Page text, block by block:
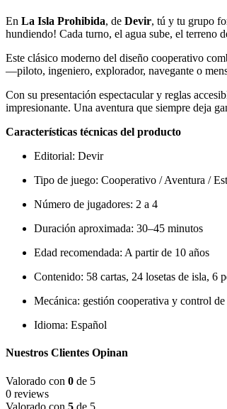
En La Isla Prohibida, de Devir, tú y tu grupo
hundiendo! Cada turno, el agua sube, el terreno
Este clásico moderno del diseño cooperativo
—piloto, ingeniero, explorador, navegante o
Con su presentación espectacular y reglas
impresionante. Una aventura que siempre deja
Características técnicas del producto
Editorial: Devir
Tipo de juego: Cooperativo / Aventura /
Número de jugadores: 2 a 4
Duración aproximada: 30–45 minutos
Edad recomendada: A partir de 10 años
Contenido: 58 cartas, 24 losetas de isla, 6
Mecánica: gestión cooperativa y control
Idioma: Español
Nuestros Clientes Opinan
Valorado con 0 de 5
0 reviews
Valorado con 5 de 5